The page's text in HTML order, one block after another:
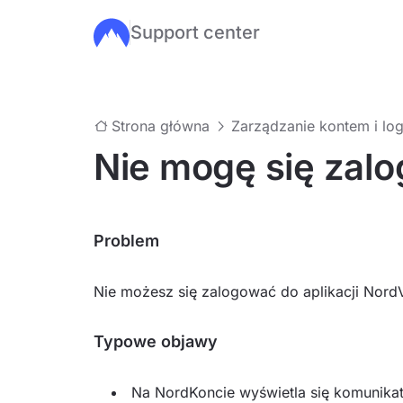
Przejdź do głównej treści
Support center
Strona główna Zarządzanie kontem i
Nie mogę się
Problem
Nie możesz się zalogować do aplikacji
Typowe objawy
Na NordKoncie wyświetla się